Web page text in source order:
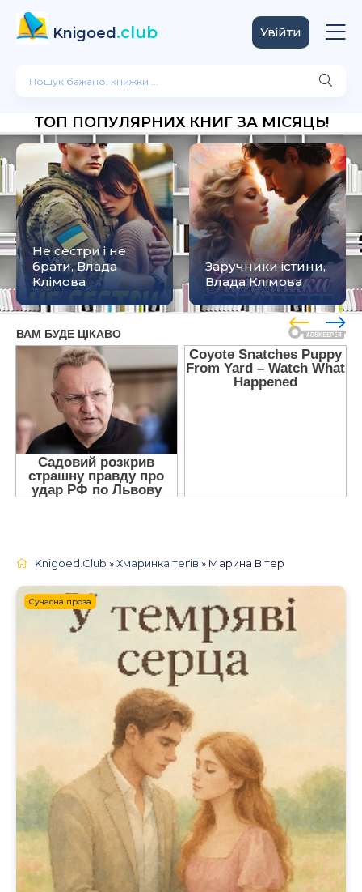
Knigoed .club Увійти
ТОП ПОПУЛЯРНИХ КНИГ ЗА МІСЯЦЬ!
Не сестри і не
брати, Влада
Клімова
Заручники істини,
Влада Клімова
Knigoed.Club »Хмаринка теґів » Марина Вітер
Сучасна проза